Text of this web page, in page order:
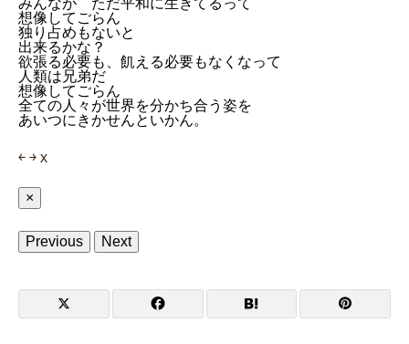
みんなが ただ平和に生きてるって
想像してごらん
独り占めもないと
出来るかな？
欲張る必要も、飢える必要もなくなって
人類は兄弟だ
想像してごらん
全ての人々が世界を分かち合う姿を
あいつにきかせんといかん。
￩ ￫ x
×
Previous Next